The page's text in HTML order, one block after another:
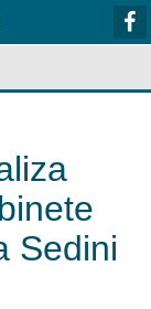
Sedini